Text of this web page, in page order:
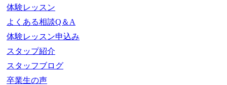
体験レッスン
よくある相談Q＆A
体験レッスン申込み
スタップ紹介
スタッフブログ
卒業生の声